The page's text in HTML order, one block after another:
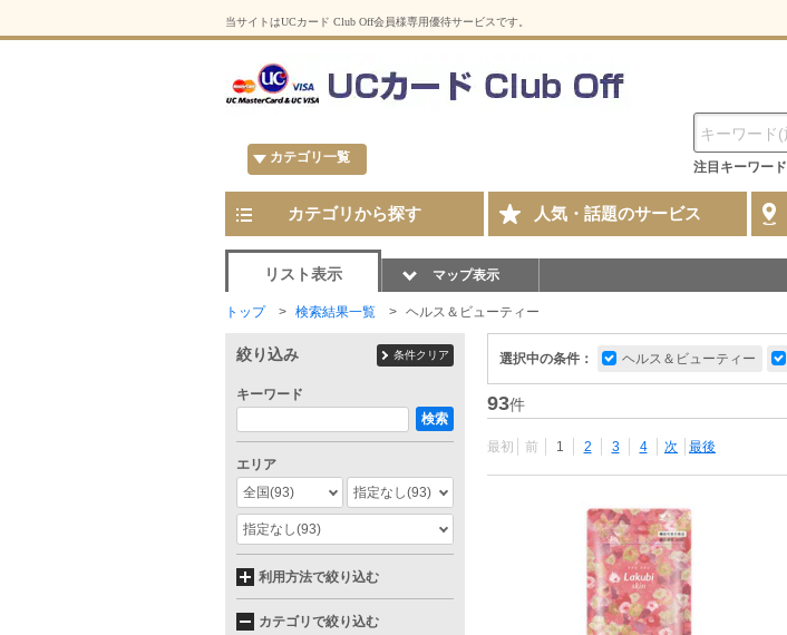
当サイトはUCカード Club Off会員様専用優待サービスです。
カテゴリ一覧
注目キーワード
カテゴリから探す 人気・話題のサービス
リスト表示 マップ表示
トップ 検索結果一覧 ヘルス＆ビューティー
選択中の条件： ヘルス＆ビューティー
93件
最初 前 1 2 3 4 次 最後
絞り込み 条件クリア
キーワード
検索
エリア
全国(93) 指定なし(93)
指定なし(93)
利用方法で絞り込む
カテゴリで絞り込む